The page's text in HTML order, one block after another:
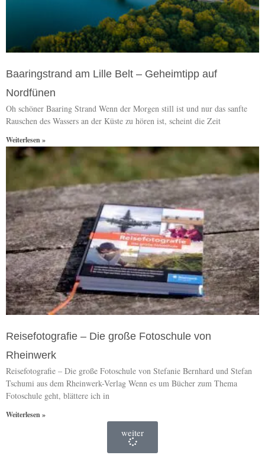
Baaringstrand am Lille Belt – Geheimtipp auf
Nordfünen
Oh schöner Baaring Strand Wenn der Morgen still ist und nur das sanfte
Rauschen des Wassers an der Küste zu hören ist, scheint die Zeit
Weiterlesen »
Reisefotografie – Die große Fotoschule von
Rheinwerk
Reisefotografie – Die große Fotoschule von Stefanie Bernhard und Stefan
Tschumi aus dem Rheinwerk-Verlag Wenn es um Bücher zum Thema
Fotoschule geht, blättere ich in
Weiterlesen »
weiter